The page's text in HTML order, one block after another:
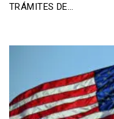
TRÁMITES DE…